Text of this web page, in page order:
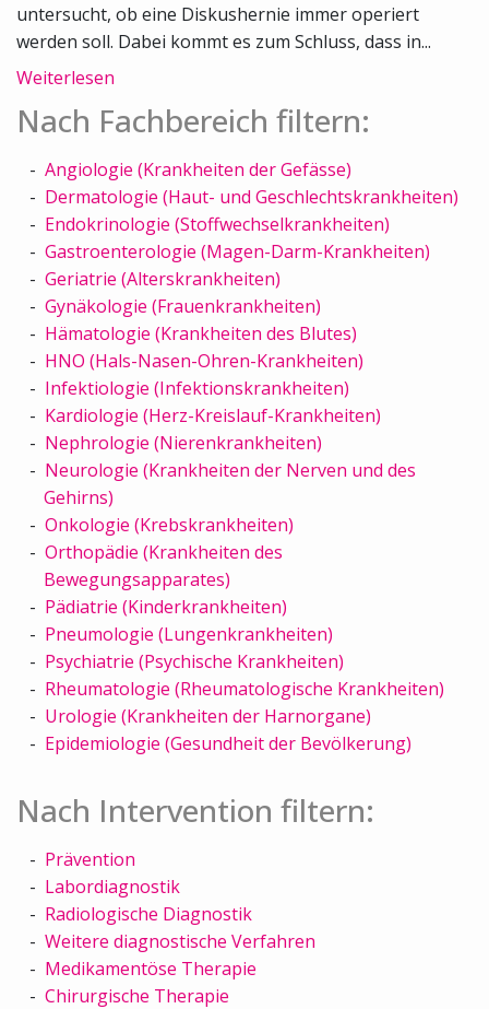
untersucht, ob eine Diskushernie immer operiert
werden soll. Dabei kommt es zum Schluss, dass in...
Weiterlesen
Nach Fachbereich filtern:
Angiologie (Krankheiten der Gefässe)
Dermatologie (Haut- und Geschlechtskrankheiten)
Endokrinologie (Stoffwechselkrankheiten)
Gastroenterologie (Magen-Darm-Krankheiten)
Geriatrie (Alterskrankheiten)
Gynäkologie (Frauenkrankheiten)
Hämatologie (Krankheiten des Blutes)
HNO (Hals-Nasen-Ohren-Krankheiten)
Infektiologie (Infektionskrankheiten)
Kardiologie (Herz-Kreislauf-Krankheiten)
Nephrologie (Nierenkrankheiten)
Neurologie (Krankheiten der Nerven und des
Gehirns)
Onkologie (Krebskrankheiten)
Orthopädie (Krankheiten des
Bewegungsapparates)
Pädiatrie (Kinderkrankheiten)
Pneumologie (Lungenkrankheiten)
Psychiatrie (Psychische Krankheiten)
Rheumatologie (Rheumatologische Krankheiten)
Urologie (Krankheiten der Harnorgane)
Epidemiologie (Gesundheit der Bevölkerung)
Nach Intervention filtern:
Prävention
Labordiagnostik
Radiologische Diagnostik
Weitere diagnostische Verfahren
Medikamentöse Therapie
Chirurgische Therapie